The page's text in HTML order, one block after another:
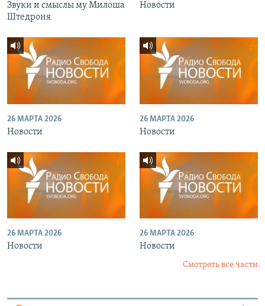
Звуки и смыслы му Милоша
Штедроня
Новости
26 МАРТА 2026
Новости
26 МАРТА 2026
Новости
26 МАРТА 2026
Новости
26 МАРТА 2026
Новости
Смотреть все части